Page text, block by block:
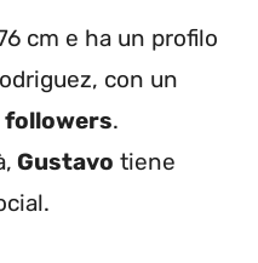
cm e ha un profilo
con un
followers.
Gustavo tiene